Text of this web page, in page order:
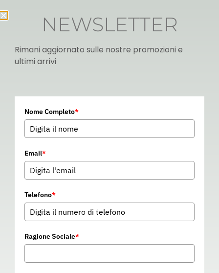
NEWSLETTER
Rimani aggiornato sulle nostre promozioni e
ultimi arrivi
Nome Completo*
Email*
Telefono*
Ragione Sociale*